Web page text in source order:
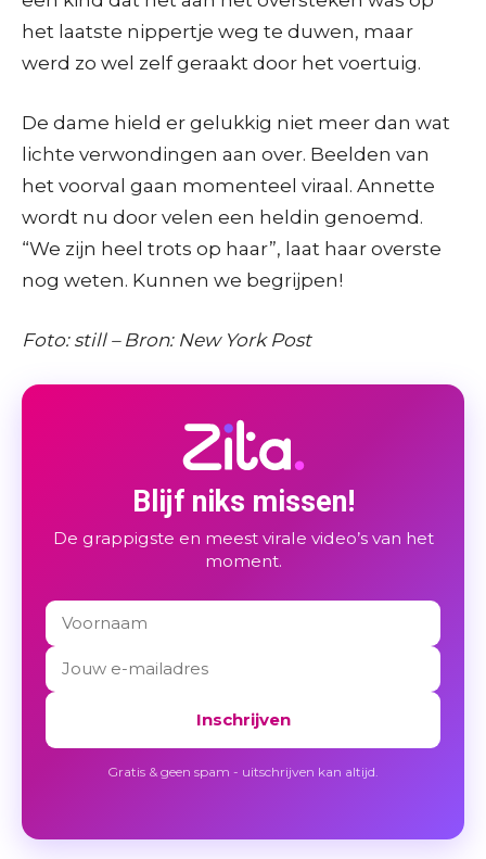
het laatste nippertje weg te duwen, maar
werd zo wel zelf geraakt door het voertuig.
De dame hield er gelukkig niet meer dan wat
lichte verwondingen aan over. Beelden van
het voorval gaan momenteel viraal. Annette
wordt nu door velen een heldin genoemd.
“We zijn heel trots op haar”, laat haar overste
nog weten. Kunnen we begrijpen!
Foto: still – Bron: New York Post
Blijf niks missen!
De grappigste en meest virale video’s van het
moment.
Inschrijven
Gratis & geen spam - uitschrijven kan altijd.